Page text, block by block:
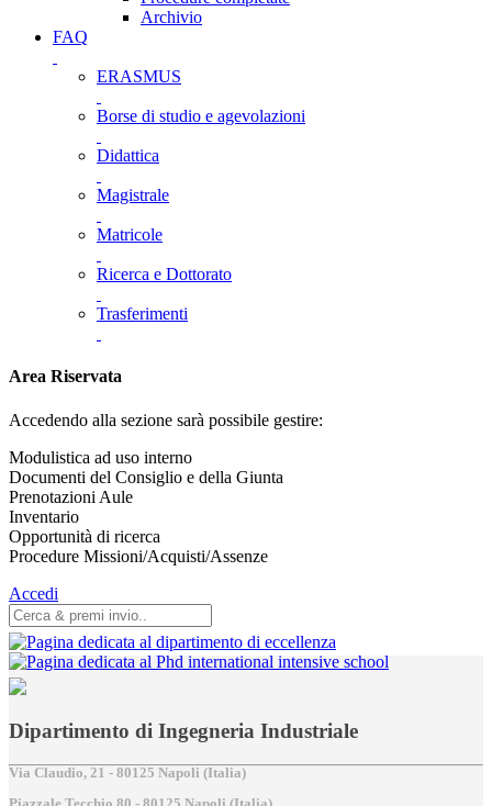
Archivio
FAQ
ERASMUS
Borse di studio e agevolazioni
Didattica
Magistrale
Matricole
Ricerca e Dottorato
Trasferimenti
Area Riservata
Accedendo alla sezione sarà possibile gestire:
Modulistica ad uso interno
Documenti del Consiglio e della Giunta
Prenotazioni Aule
Inventario
Opportunità di ricerca
Procedure Missioni/Acquisti/Assenze
Accedi
Dipartimento di Ingegneria Industriale
Via Claudio, 21 - 80125 Napoli (Italia)